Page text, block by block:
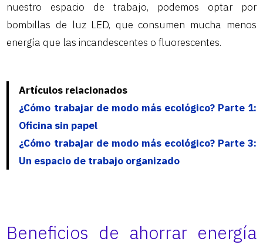
nuestro espacio de trabajo, podemos optar por
bombillas de luz LED, que consumen mucha menos
energía que las incandescentes o fluorescentes.
Artículos relacionados
¿Cómo trabajar de modo más ecológico? Parte 1:
Oficina sin papel
¿Cómo trabajar de modo más ecológico? Parte 3:
Un espacio de trabajo organizado
Beneficios de ahorrar energía